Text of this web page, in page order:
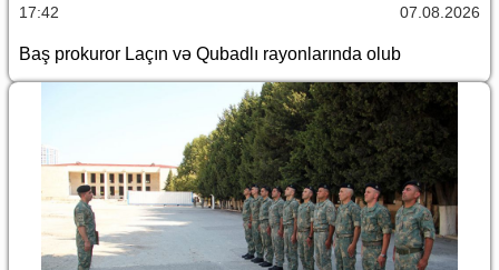
17:42 07.08.2026
Baş prokuror Laçın və Qubadlı rayonlarında olub